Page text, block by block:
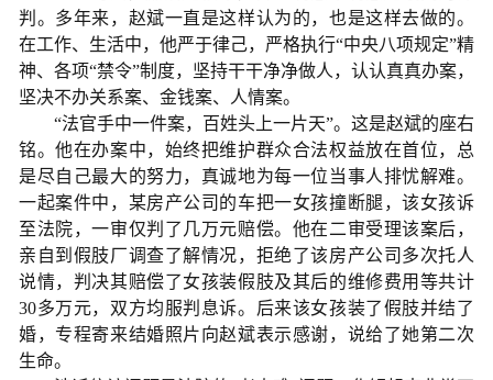
判。多年来，赵斌一直是这样认为的，也是这样去做的。
在工作、生活中，他严于律己，严格执行“中央八项规定”精
神、各项“禁令”制度，坚持干干净净做人，认认真真办案，
坚决不办关系案、金钱案、人情案。
“法官手中一件案，百姓头上一片天”。这是赵斌的座右
铭。他在办案中，始终把维护群众合法权益放在首位，总
是尽自己最大的努力，真诚地为每一位当事人排忧解难。
一起案件中，某房产公司的车把一女孩撞断腿，该女孩诉
至法院，一审仅判了几万元赔偿。他在二审受理该案后，
亲自到假肢厂调查了解情况，拒绝了该房产公司多次托人
说情，判决其赔偿了女孩装假肢及其后的维修费用等共计
30多万元，双方均服判息诉。后来该女孩装了假肢并结了
婚，专程寄来结婚照片向赵斌表示感谢，说给了她第二次
生命。